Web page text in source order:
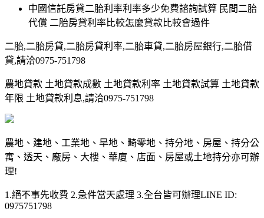
中國信託房貸二胎利率利率多少免費諮詢試算 民間二胎
代償 二胎房貸利率比較怎麼貸款比較會過件
二胎,二胎房貸,二胎房貸利率,二胎車貸,二胎房屋銀行,二胎借
貸,請洽0975-751798
農地貸款 土地貸款成數 土地貸款利率 土地貸款試算 土地貸款
年限 土地貸款利息,請洽0975-751798
農地、建地、工業地、旱地、畸零地、持分地、房屋、持分公
寓、透天、廠房、大樓、華廈、店面、房屋或土地持分亦可辦
理!
1.絕不事先收費 2.急件當天處理 3.全台皆可辦理LINE ID:
0975751798